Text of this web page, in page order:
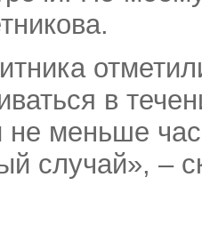
в
меньше
случай», –